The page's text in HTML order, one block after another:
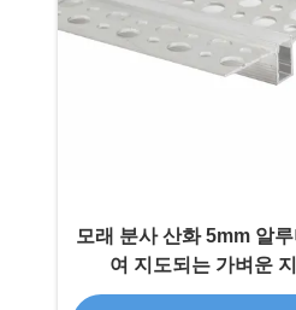
모래 분사 산화 5mm 알
여 지도되는 가벼운